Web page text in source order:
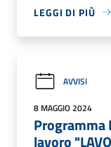
LEGGI DI PIÙ
AVVISI
8 MAGGIO 2024
lavoro